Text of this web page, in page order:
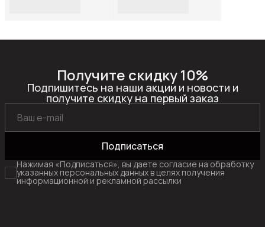
Получите скидку 10%
Подпишитесь на наши акции и новости и
получите скидку на первый заказ
Подписаться
Нажимая «Подписаться», вы даете согласие на обработку
указанных персональных данных в целях получения
информационной и рекламной рассылки